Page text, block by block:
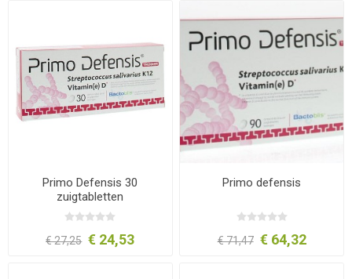
Primo Defensis 30
zuigtabletten
€ 27,25 € 24,53
Primo defensis
€ 71,47 € 64,32